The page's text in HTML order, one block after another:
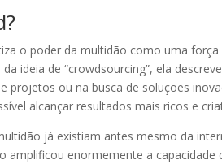
o poder da multidão como uma
ideia de “crowdsourcing”, ela
projetos ou na busca de soluções
alcançar resultados mais ricos e
já existiam antes mesmo da
amplificou enormemente a